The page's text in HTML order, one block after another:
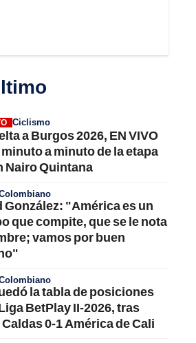
Ciclismo
a Burgos 2026, EN VIVO
minuto a minuto de la etapa
Nairo Quintana
González: "América es un
que compite, que se le nota
vamos por buen
la tabla de posiciones
BetPlay II-2026, tras
0-1 América de Cali